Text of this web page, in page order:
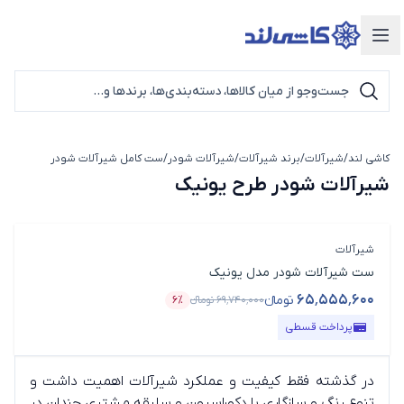
دسته‌بندی محصولات
کاشی لند/شیرآلات/برند شیرآلات/شیرآلات شودر/ست کامل شیرآلات شودر
شیرآلات
شیرآلات شودر طرح یونیک
شیرآلات
ست شیرآلات شودر مدل یونیک
۶۵٬۵۵۵٬۶۰۰ تومانء۶۹٬۷۴۰٬۰۰۰تومانء
قیمت محصول
۶٪
درصد تخفیف
پرداخت قسطی
در گذشته فقط کیفیت و عملکرد شیرآلات اهمیت داشت و